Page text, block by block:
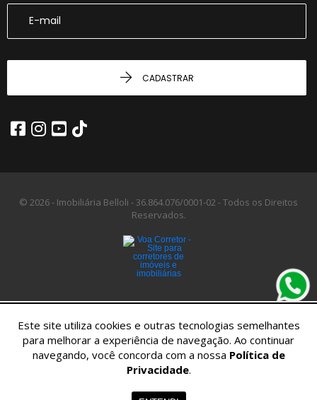
CADASTRAR
© 2026 - Imobiliária Belloli -36.864.076/0001-02 -Todos os Direitos
Reservados.
Este site utiliza cookies e outras tecnologias semelhantes
para melhorar a experiência de navegação. Ao continuar
navegando, você concorda com a nossa Política de
Privacidade.